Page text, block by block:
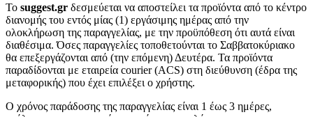
To suggest.gr δεσμεύεται να αποστείλει τα προϊόντα από το κέντρο
διανομής του εντός μίας (1) εργάσιμης ημέρας από την
ολοκλήρωση της παραγγελίας, με την προϋπόθεση ότι αυτά είναι
διαθέσιμα. Όσες παραγγελίες τοποθετούνται το Σαββατοκύριακο
θα επεξεργάζονται από (την επόμενη) Δευτέρα. Τα προϊόντα
παραδίδονται με εταιρεία courier (ACS) στη διεύθυνση (έδρα της
μεταφορικής) που έχει επιλέξει ο χρήστης.
Ο χρόνος παράδοσης της παραγγελίας είναι 1 έως 3 ημέρες,